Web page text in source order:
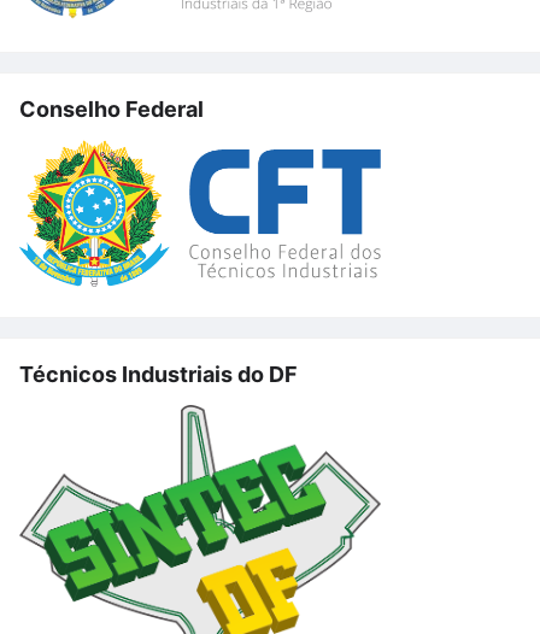
Conselho Federal
Técnicos Industriais do DF